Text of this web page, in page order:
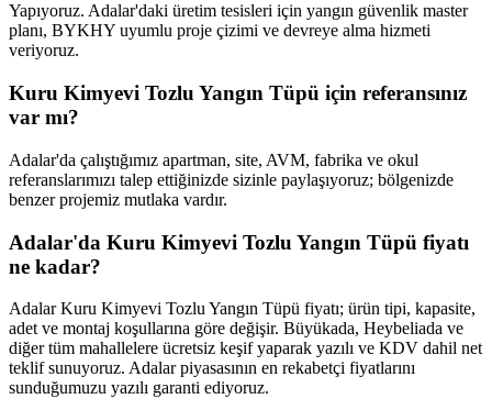
Yapıyoruz. Adalar'daki üretim tesisleri için yangın güvenlik master
planı, BYKHY uyumlu proje çizimi ve devreye alma hizmeti
veriyoruz.
Kuru Kimyevi Tozlu Yangın Tüpü için referansınız
var mı?
Adalar'da çalıştığımız apartman, site, AVM, fabrika ve okul
referanslarımızı talep ettiğinizde sizinle paylaşıyoruz; bölgenizde
benzer projemiz mutlaka vardır.
Adalar'da Kuru Kimyevi Tozlu Yangın Tüpü fiyatı
ne kadar?
Adalar Kuru Kimyevi Tozlu Yangın Tüpü fiyatı; ürün tipi, kapasite,
adet ve montaj koşullarına göre değişir. Büyükada, Heybeliada ve
diğer tüm mahallelere ücretsiz keşif yaparak yazılı ve KDV dahil net
teklif sunuyoruz. Adalar piyasasının en rekabetçi fiyatlarını
sunduğumuzu yazılı garanti ediyoruz.